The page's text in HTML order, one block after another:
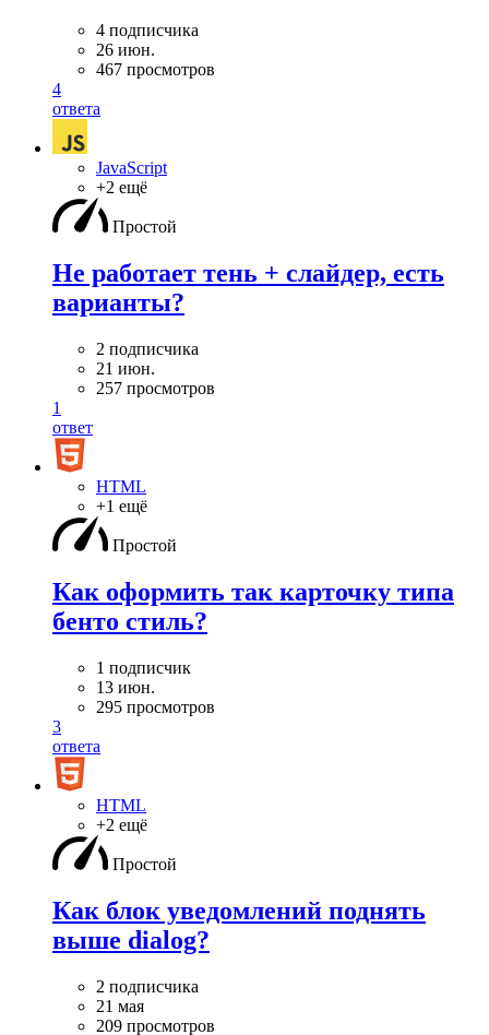
4 подписчика
26 июн.
467 просмотров
4
ответа
JavaScript
+2 ещё
Простой
Не работает тень + слайдер, есть
варианты?
2 подписчика
21 июн.
257 просмотров
1
ответ
HTML
+1 ещё
Простой
Как оформить так карточку типа
бенто стиль?
1 подписчик
13 июн.
295 просмотров
3
ответа
HTML
+2 ещё
Простой
Как блок уведомлений поднять
выше dialog?
2 подписчика
21 мая
209 просмотров